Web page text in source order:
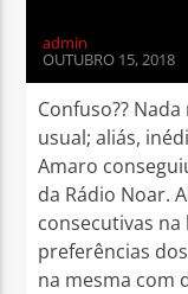
admin
OUTUBRO 15, 2018
Confuso??
usual; aliás,
Amaro
da Rádio Noar.
consecutivas
preferências
na mesma com